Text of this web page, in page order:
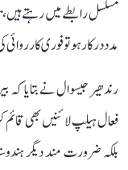
مسلسل رابطے میں رہتے ہیں،
مدد درکار ہو تو فوری
فعال ہیلپ لائنیں بھی
بلکہ ضرورت مند دیگر